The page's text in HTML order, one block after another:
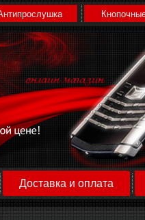
Доставка и оплата